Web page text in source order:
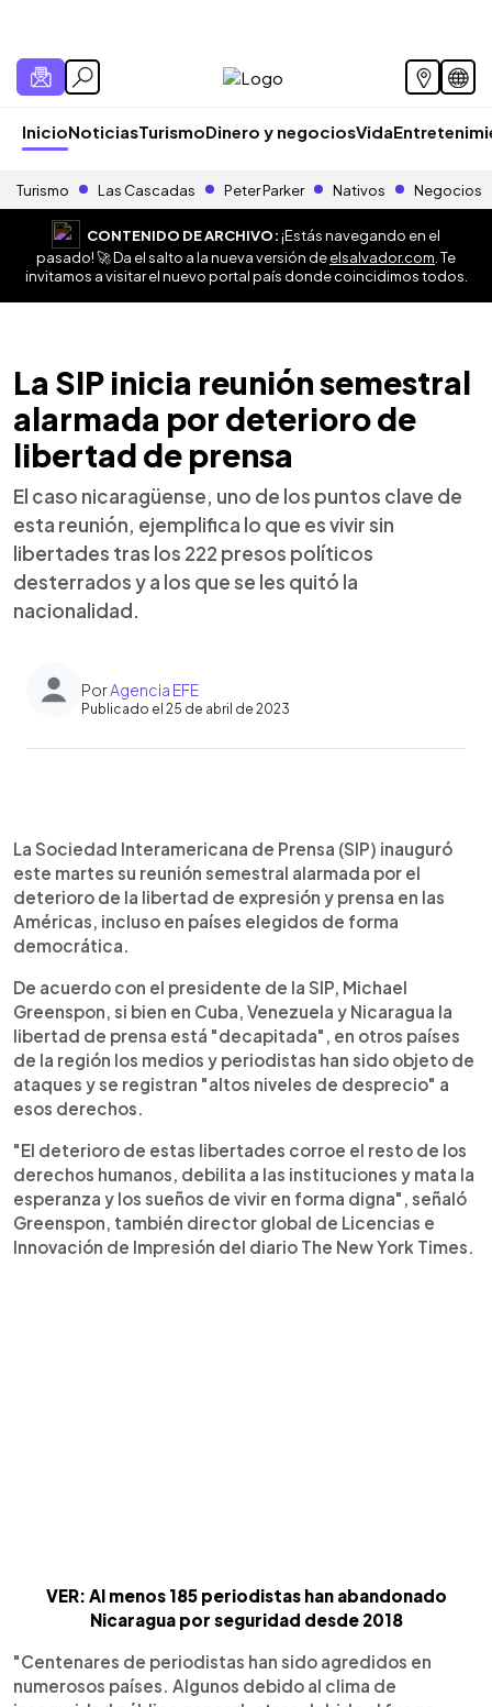
InicioNoticiasTurismoDinero y negociosVida
Turismo Las Cascadas Peter Parker Nativos Negocios
CONTENIDO DE ARCHIVO:¡Estás navegando en el
pasado! 🚀 Da el salto a la nueva versión deelsalvador.com . Te
invitamos a visitar el nuevo portal país donde coincidimos todos.
La SIP inicia reunión semestral
alarmada por deterioro de
libertad de prensa
El caso nicaragüense, uno de los puntos clave de
esta reunión, ejemplifica lo que es vivir sin
libertades tras los 222 presos políticos
desterrados y a los que se les quitó la
nacionalidad.
PorAgencia EFE
Publicado el 25 de abril de 2023
► Escuchar artículo
La Sociedad Interamericana de Prensa (SIP) inauguró
este martes su reunión semestral alarmada por el
deterioro de la libertad de expresión y prensa en las
Américas, incluso en países elegidos de forma
democrática.
De acuerdo con el presidente de la SIP, Michael
Greenspon, si bien en Cuba, Venezuela y Nicaragua la
libertad de prensa está "decapitada", en otros países
de la región los medios y periodistas han sido objeto de
ataques y se registran "altos niveles de desprecio" a
esos derechos.
"El deterioro de estas libertades corroe el resto de los
derechos humanos, debilita a las instituciones y mata la
esperanza y los sueños de vivir en forma digna", señaló
Greenspon, también director global de Licencias e
Innovación de Impresión del diario The New York Times.
VER: Al menos 185 periodistas han abandonado
Nicaragua por seguridad desde 2018
"Centenares de periodistas han sido agredidos en
numerosos países. Algunos debido al clima de